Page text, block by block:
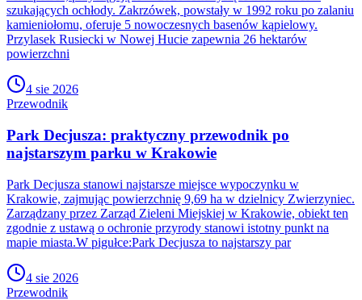
szukających ochłody. Zakrzówek, powstały w 1992 roku po zalaniu
kamieniołomu, oferuje 5 nowoczesnych basenów kąpielowy.
Przylasek Rusiecki w Nowej Hucie zapewnia 26 hektarów
powierzchni
4 sie 2026
Przewodnik
Park Decjusza: praktyczny przewodnik po
najstarszym parku w Krakowie
Park Decjusza stanowi najstarsze miejsce wypoczynku w
Krakowie, zajmując powierzchnię 9,69 ha w dzielnicy Zwierzyniec.
Zarządzany przez Zarząd Zieleni Miejskiej w Krakowie, obiekt ten
zgodnie z ustawą o ochronie przyrody stanowi istotny punkt na
mapie miasta.W pigułce:Park Decjusza to najstarszy par
4 sie 2026
Przewodnik